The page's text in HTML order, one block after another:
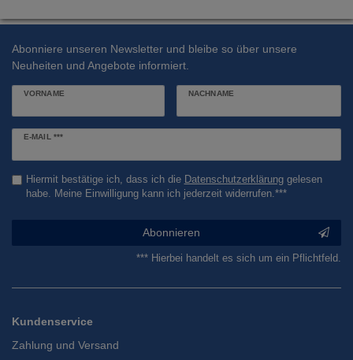
Abonniere unseren Newsletter und bleibe so über unsere
Neuheiten und Angebote informiert.
VORNAME NACHNAME
E-MAIL ***
Newsletter
Hiermit bestätige ich, dass ich die Daten­schutz­erklärunggelesen
habe. Meine Einwilligung kann ich jederzeit widerrufen.***
Abonnieren
*** Hierbei handelt es sich um ein Pflichtfeld.
Kundenservice
Zahlung und Versand